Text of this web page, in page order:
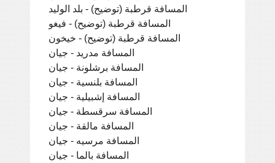
المسافة قرطبة (توضيح) - بلد الوليد
المسافة قرطبة (توضيح) - فيغو
المسافة قرطبة (توضيح) - خيخون
المسافة مدريد - جيان
المسافة برشلونة - جيان
المسافة بلنسية - جيان
المسافة إشبيلية - جيان
المسافة سرقسطة - جيان
المسافة مالقة - جيان
المسافة مرسيه - جيان
المسافة بالما - جيان